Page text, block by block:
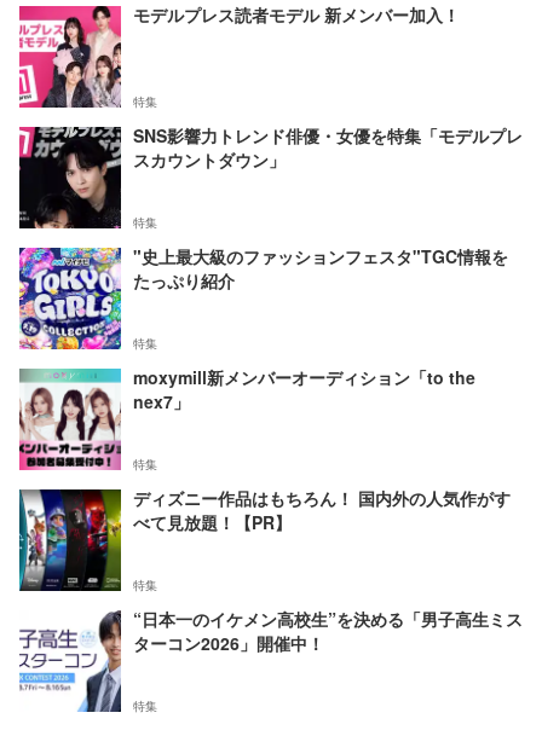
モデルプレス読者モデル 新メンバー加入！
特集
SNS影響力トレンド俳優・女優を特集「モデルプレ
スカウントダウン」
特集
"史上最大級のファッションフェスタ"TGC情報を
たっぷり紹介
特集
moxymill新メンバーオーディション「to the
nex7」
特集
ディズニー作品はもちろん！ 国内外の人気作がす
べて見放題！【PR】
特集
“日本一のイケメン高校生”を決める「男子高生ミス
ターコン2026」開催中！
特集